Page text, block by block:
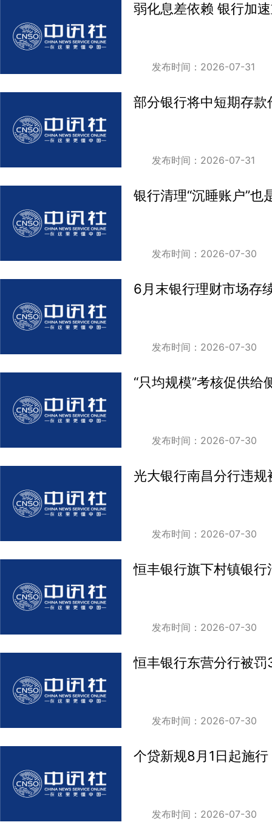
弱化息差依赖 银行加
发布时间：2026-07-31
部分银行将中短期存款
发布时间：2026-07-31
银行清理“沉睡账户”也
发布时间：2026-07-30
6月末银行理财市场存
发布时间：2026-07-30
“只均规模”考核促供给
发布时间：2026-07-30
光大银行南昌分行违
发布时间：2026-07-30
恒丰银行旗下村镇银
发布时间：2026-07-30
恒丰银行东营分行被
发布时间：2026-07-30
个贷新规8月1日起施
发布时间：2026-07-30